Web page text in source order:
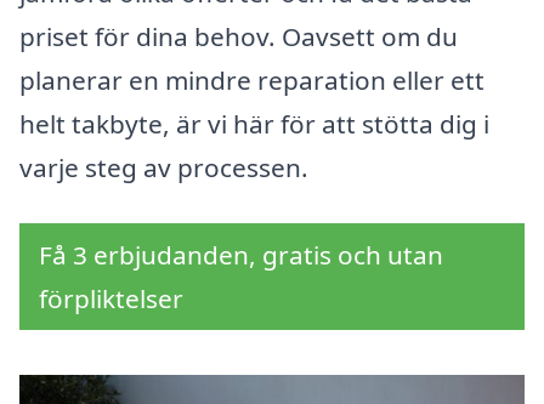
priset för dina behov. Oavsett om du
planerar en mindre reparation eller ett
helt takbyte, är vi här för att stötta dig i
varje steg av processen.
Få 3 erbjudanden, gratis och utan
förpliktelser